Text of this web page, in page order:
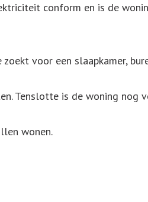
conform en is de
voor een slaapkamer,
Tenslotte is de woning nog
wonen.